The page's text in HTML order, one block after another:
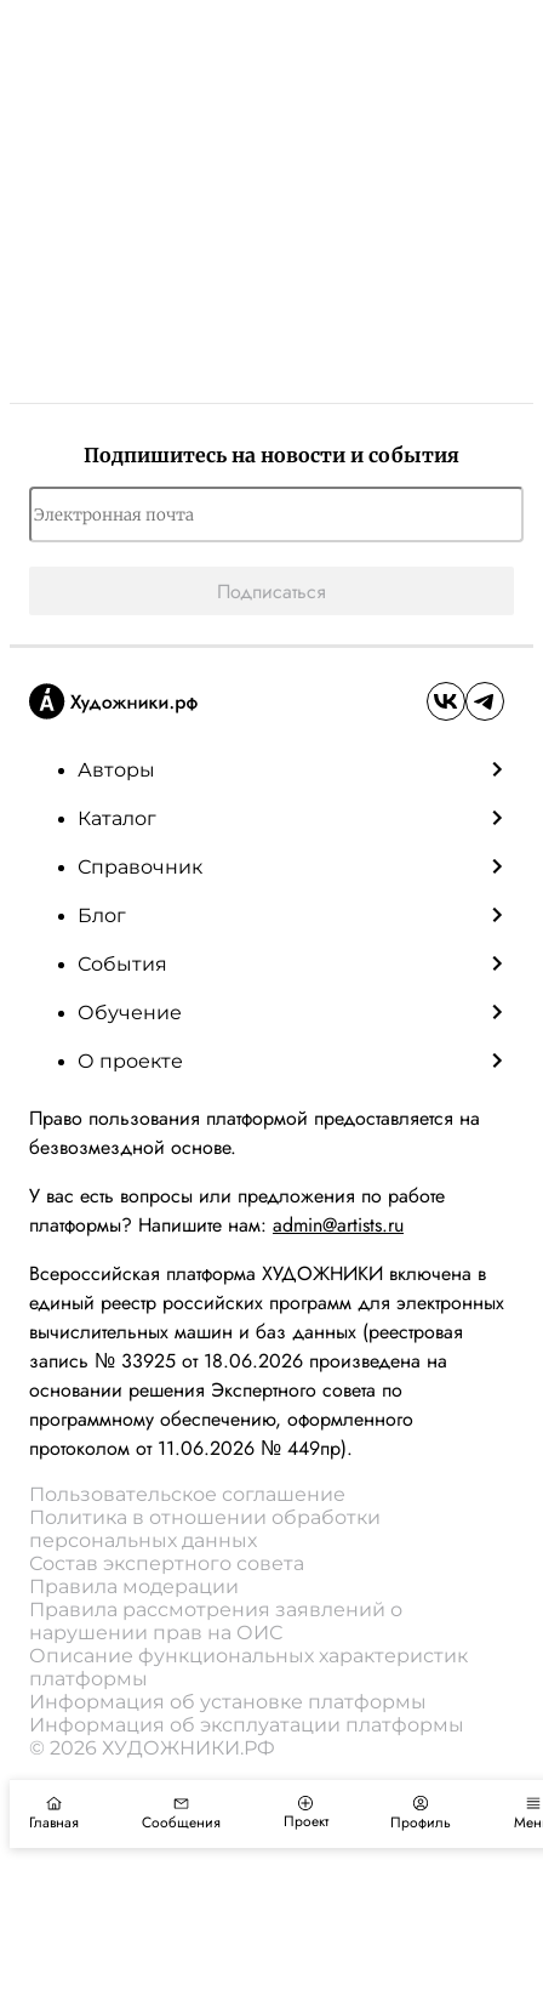
Подпишитесь на новости и события
Подписаться
Авторы
Каталог
Справочник
Блог
События
Обучение
О проекте
Право пользования платформой предоставляется на
безвозмездной основе.
У вас есть вопросы или предложения по работе
платформы? Напишите нам: admin@artists.ru
Всероссийская платформа ХУДОЖНИКИ включена в
единый реестр российских программ для электронных
вычислительных машин и баз данных (реестровая
запись № 33925 от 18.06.2026 произведена на
основании решения Экспертного совета по
программному обеспечению, оформленного
протоколом от 11.06.2026 № 449пр).
Пользовательское соглашение
Политика в отношении обработки
персональных данных
Состав экспертного совета
Правила модерации
Правила рассмотрения заявлений о
нарушении прав на ОИС
Описание функциональных характеристик
платформы
Информация об установке платформы
Информация об эксплуатации платформы
© 2026 ХУДОЖНИКИ.РФ
Главная Сообщения Проект Профиль